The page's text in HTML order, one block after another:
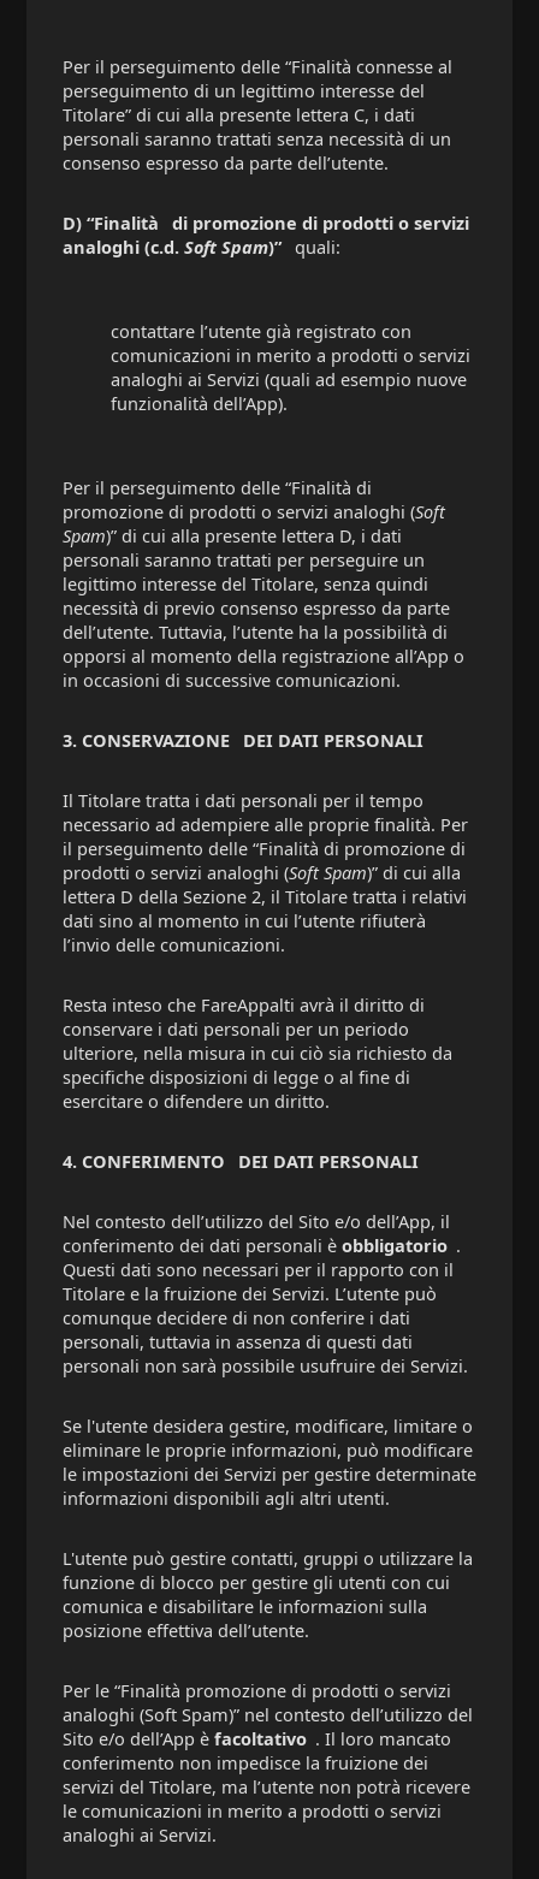
Per il perseguimento delle “Finalità connesse al
perseguimento di un legittimo interesse del
Titolare” di cui alla presente lettera C, i dati
personali saranno trattati senza necessità di un
consenso espresso da parte dell’utente.
D) “Finalità di promozione di prodotti o servizi
analoghi (c.d. Soft Spam)” quali:
contattare l’utente già registrato con
comunicazioni in merito a prodotti o servizi
analoghi ai Servizi (quali ad esempio nuove
funzionalità dell’App).
Per il perseguimento delle “Finalità di
promozione di prodotti o servizi analoghi (Soft
Spam)” di cui alla presente lettera D, i dati
personali saranno trattati per perseguire un
legittimo interesse del Titolare, senza quindi
necessità di previo consenso espresso da parte
dell’utente. Tuttavia, l’utente ha la possibilità di
opporsi al momento della registrazione all’App o
in occasioni di successive comunicazioni.
3. CONSERVAZIONE DEI DATI PERSONALI
Il Titolare tratta i dati personali per il tempo
necessario ad adempiere alle proprie finalità. Per
il perseguimento delle “Finalità di promozione di
prodotti o servizi analoghi (Soft Spam)” di cui alla
lettera D della Sezione 2, il Titolare tratta i relativi
dati sino al momento in cui l’utente rifiuterà
l’invio delle comunicazioni.
Resta inteso che FareAppalti avrà il diritto di
conservare i dati personali per un periodo
ulteriore, nella misura in cui ciò sia richiesto da
specifiche disposizioni di legge o al fine di
esercitare o difendere un diritto.
4. CONFERIMENTO DEI DATI PERSONALI
Nel contesto dell’utilizzo del Sito e/o dell’App, il
conferimento dei dati personali è obbligatorio .
Questi dati sono necessari per il rapporto con il
Titolare e la fruizione dei Servizi. L’utente può
comunque decidere di non conferire i dati
personali, tuttavia in assenza di questi dati
personali non sarà possibile usufruire dei Servizi.
Se l'utente desidera gestire, modificare, limitare o
eliminare le proprie informazioni, può modificare
le impostazioni dei Servizi per gestire determinate
informazioni disponibili agli altri utenti.
L'utente può gestire contatti, gruppi o utilizzare la
funzione di blocco per gestire gli utenti con cui
comunica e disabilitare le informazioni sulla
posizione effettiva dell’utente.
Per le “Finalità promozione di prodotti o servizi
analoghi (Soft Spam)” nel contesto dell’utilizzo del
Sito e/o dell’App è facoltativo . Il loro mancato
conferimento non impedisce la fruizione dei
servizi del Titolare, ma l’utente non potrà ricevere
le comunicazioni in merito a prodotti o servizi
analoghi ai Servizi.